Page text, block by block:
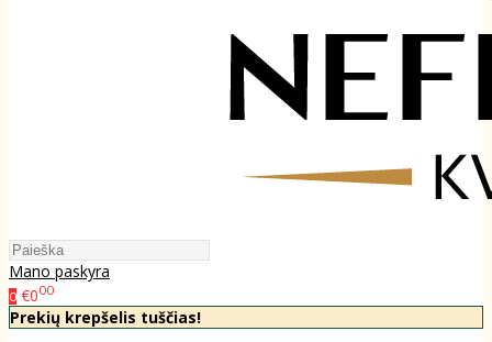
Mano paskyra
0 €000
Prekių krepšelis tuščias!